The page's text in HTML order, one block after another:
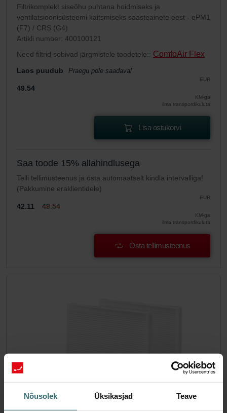
Nõusolek Üksikasjad Teave
Filtrikomplekt siseõhu puhtana hoidmiseks ja
ventilatsioonisüsteemi kaitsmiseks saasteainete eest - ePM1
(F7) / CRS (G4)
Artikli number: 400100121
Need filtrid sobivad järgmistele toodetele:: ComfoAir Flex
Laos puudub Praegu pole saadaval
EUR
49.54
KM-ga
ilma transpordikuluta
Lisa ostukorvi
Saa toode 15% allahindlusega
Telli tellimusteenus ja osta automaatselt kindla intervalliga!
(Pakkumine eraklientidele)
EUR
42.11 49.54
KM-ga
ilma transpordikuluta
Osta tellimusteenus